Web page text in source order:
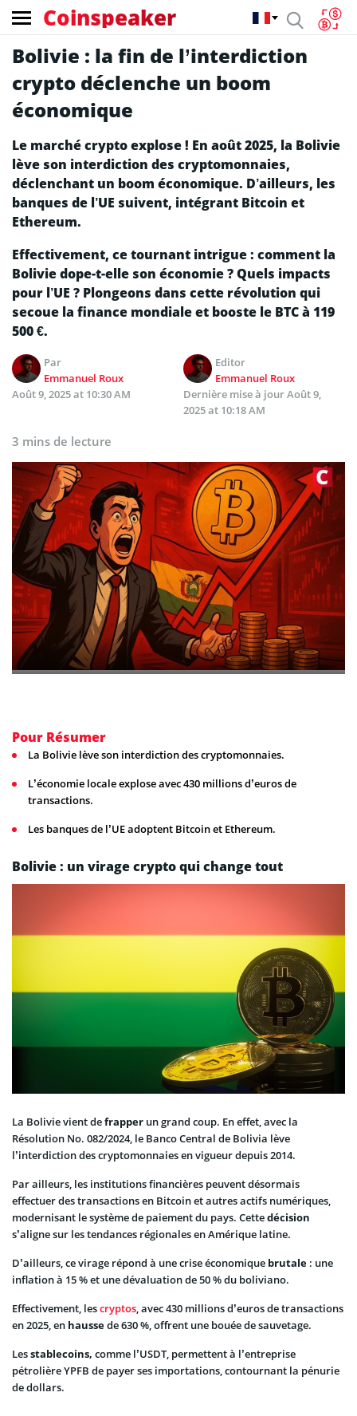
Coinspeaker
Bolivie : la fin de l’interdiction
crypto déclenche un boom
économique
Le marché crypto explose ! En août 2025, la Bolivie
lève son interdiction des cryptomonnaies,
déclenchant un boom économique. D’ailleurs, les
banques de l’UE suivent, intégrant Bitcoin et
Ethereum.
Effectivement, ce tournant intrigue : comment la
Bolivie dope-t-elle son économie ? Quels impacts
pour l’UE ? Plongeons dans cette révolution qui
secoue la finance mondiale et booste le BTC à 119
500 €.
Par
Emmanuel Roux
Editor
Emmanuel Roux
Août 9, 2025 at 10:30 AM
Dernière mise à jourAoût 9,
2025 at 10:18 AM
3 mins de lecture
Pour Résumer
La Bolivie lève son interdiction des cryptomonnaies.
L’économie locale explose avec 430 millions d’euros de
transactions.
Les banques de l’UE adoptent Bitcoin et Ethereum.
Bolivie : un virage crypto qui change tout
La Bolivie vient defrapper un grand coup. En effet, avec la
Résolution No. 082/2024, le Banco Central de Bolivia lève
l’interdiction des cryptomonnaies en vigueur depuis 2014.
Par ailleurs, les institutions financières peuvent désormais
effectuer des transactions en Bitcoin et autres actifs numériques,
modernisant le système de paiement du pays. Cettedécision
s’aligne sur les tendances régionales en Amérique latine.
D’ailleurs, ce virage répond à une crise économique brutale : une
inflation à 15 % et une dévaluation de 50 % du boliviano.
Effectivement, lescryptos, avec 430 millions d’euros de transactions
en 2025, en haussede 630 %, offrent une bouée de sauvetage.
Lesstablecoins, comme l’USDT, permettent à l’entreprise
pétrolière YPFB de payer ses importations, contournant la pénurie
de dollars.